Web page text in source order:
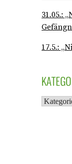
31.05.:
17.5.: